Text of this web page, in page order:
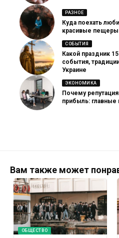
РАЗНОЕ
Куда поехать
красивые
СОБЫТИЯ
Какой праздник
события,
Украине
ЭКОНОМИКА
Почему
прибыль: главные
Вам также может
ОБЩЕСТВО